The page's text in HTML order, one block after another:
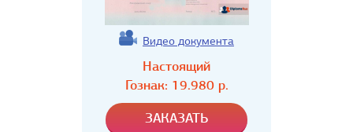
Видео документа
Настоящий
Гознак: 19.980р.